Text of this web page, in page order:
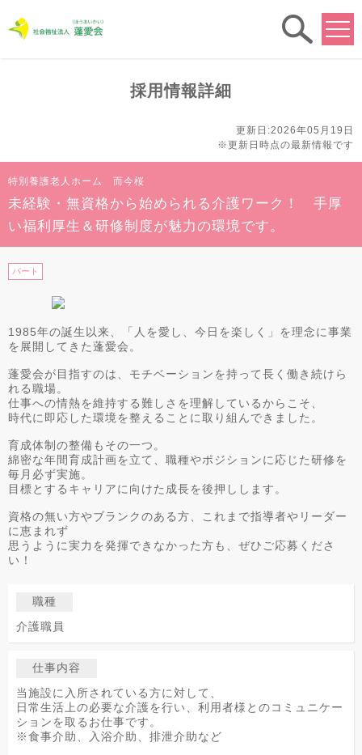
採用情報詳細
更新日:2026年05月19日
※更新日時点の最新情報です
特別養護老人ホーム 而今桜
未経験・無資格から始められる介護ワーク！ 手厚
い福利厚生＆研修制度が魅力の環境です。
パート
1985年の誕生以来、「人を愛し、今日を楽しく」を理念に事業
を展開してきた蓬愛会。
蓬愛会が目指すのは、モチベーションを持って長く働き続けら
れる職場。
仕事への情熱を維持する難しさを理解しているからこそ、
時代に即応した環境を整えることに取り組んできました。
育成体制の整備もその一つ。
綿密な年間育成計画を立て、職種やポジションに応じた研修を
毎月必ず実施。
目標とするキャリアに向けた成長を後押しします。
資格の無い方やブランクのある方、これまで指導者やリーダー
に恵まれず
思うように実力を発揮できなかった方も、ぜひご応募くださ
い！
職種
介護職員
仕事内容
当施設に入所されている方に対して、
日常生活上の必要な介護を行い、利用者様とのコミュニケー
ションを取るお仕事です。
※食事介助、入浴介助、排泄介助など